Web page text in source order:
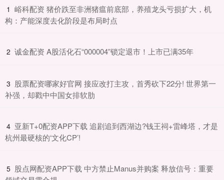
1 ​峪科配资 猪价跌至非洲猪瘟前底部，养殖龙头亏损扩大，机
构：产能深度去化阶段是布局时点
2 ​诚金配资 A股活化石“000004”锁定退市！上市已满35年
3 ​股票配资哪家好官网 接应改打主攻，首秀砍下22分! 世界第一
补强，却戳中中国女排软肋
4 ​亚新T+0配资APP下载 追剧追到西湖边?钱王祠+雷峰塔，才是
杭州最硬核的‘文化CP’!
5 ​股点网配资APP下载 中方禁止Manus并购案 释放信号：重要